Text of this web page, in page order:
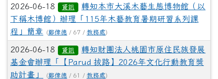
2026-06-18 資訊
轉知本市大溪木藝生態博物館（以
下稱木博館）辦理「115年木藝教育暑期研習系列課
程」簡章
(鄭偉德 / 67 / 教務處)
2026-06-18 資訊
轉知財團法人桃園市原住民族發展
基金會辦理「【Parud 拔路】2026年文化行動教育獎
助計畫」
(鄭偉德 / 61 / 教務處)